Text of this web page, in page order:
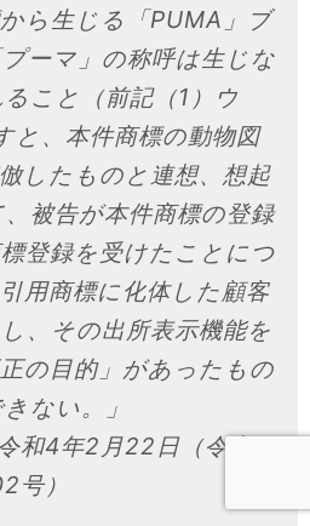
ら生じる「PUMA」ブ
ーマ」の称呼は生じな
こと（前記（1）ウ
と、本件商標の動物図
したものと連想、想起
被告が本件商標の登録
登録を受けたことにつ
用商標に化体した顧客
、その出所表示機能を
の目的」があったもの
ない。」
和4年2月22日（令和3
号）